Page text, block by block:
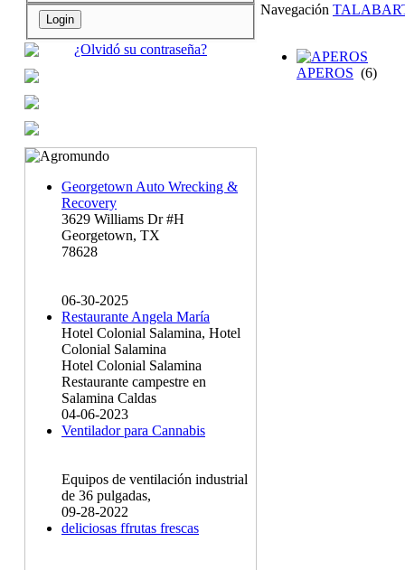
¿Olvidó su contraseña?
Georgetown Auto Wrecking &
Recovery
3629 Williams Dr #H
Georgetown, TX
78628
06-30-2025
Restaurante Angela María
Hotel Colonial Salamina, Hotel
Colonial Salamina
Hotel Colonial Salamina
Restaurante campestre en
Salamina Caldas
04-06-2023
Ventilador para Cannabis
Equipos de ventilación industrial
de 36 pulgadas,
09-28-2022
deliciosas ffrutas frescas
Navegación
APEROS (6)